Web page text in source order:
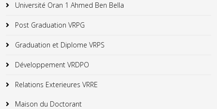
Université Oran 1 Ahmed Ben Bella
Post Graduation VRPG
Graduation et Diplome VRPS
Développement VRDPO
Relations Exterieures VRRE
Maison du Doctorant